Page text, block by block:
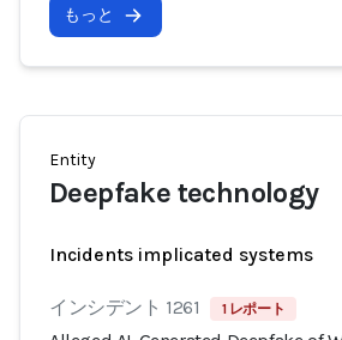
もっと
Entity
Deepfake technology
Incidents implicated systems
インシデント 1261 1 レポート